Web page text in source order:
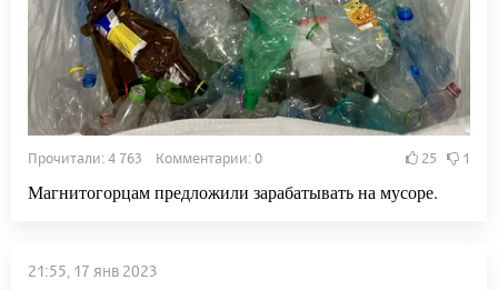
Прочитали: 4 763 Комментарии: 0 25 1
Магнитогорцам предложили зарабатывать на мусоре.
21:55, 17 янв 2023